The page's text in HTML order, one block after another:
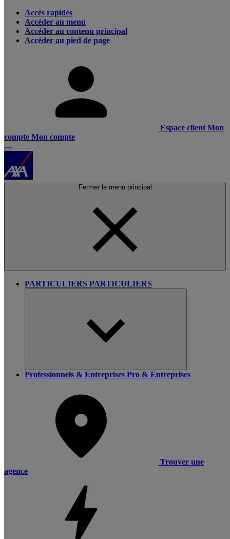
Accès rapides
Accéder au menu
Accéder au contenu principal
Accéder au pied de page
Espace client Mon
compte Mon compte
Fermer le menu principal
PARTICULIERS PARTICULIERS
Professionnels & Entreprises Pro & Entreprises
Trouver une
agence